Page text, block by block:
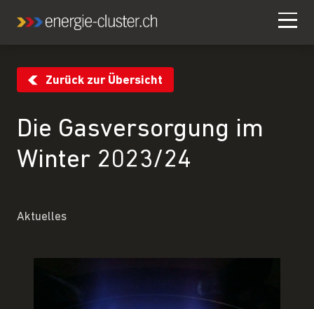
Zurück zur Übersicht
Die Gasversorgung im
Winter 2023/24
Aktuelles